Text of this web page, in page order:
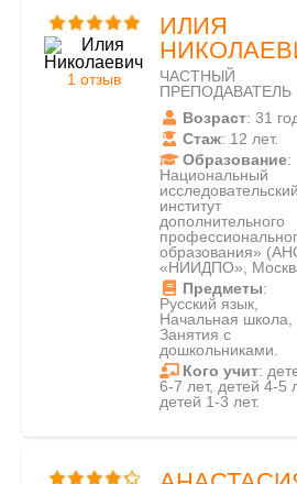
1 отзыв
ИЛИЯ
ЧАСТНЫЙ
ПРЕПОДАВАТЕЛЬ
Возраст: 31
Стаж: 12 лет.
Образование:
Национальный
исследовательский
институт
дополнительного
образования»
«НИИДПО»,
Предметы:
Русский язык,
Начальная школа,
Занятия с
дошкольниками.
Кого учит:
6-7 лет, детей 4-5
детей 1-3 лет.